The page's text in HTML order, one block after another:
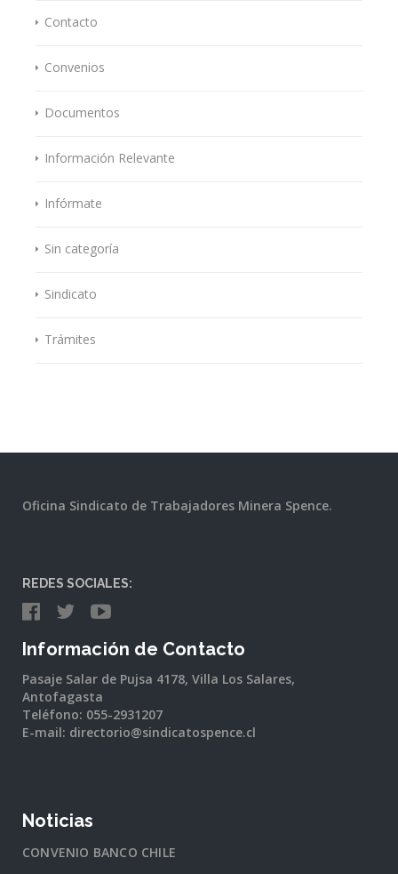
Contacto
Convenios
Documentos
Información Relevante
Infórmate
Sin categoría
Sindicato
Trámites
Oficina Sindicato de Trabajadores Minera Spence.
REDES SOCIALES:
Información de Contacto
Pasaje Salar de Pujsa 4178, Villa Los Salares,
Antofagasta
Teléfono: 055-2931207
E-mail: directorio@sindicatospence.cl
Noticias
CONVENIO BANCO CHILE